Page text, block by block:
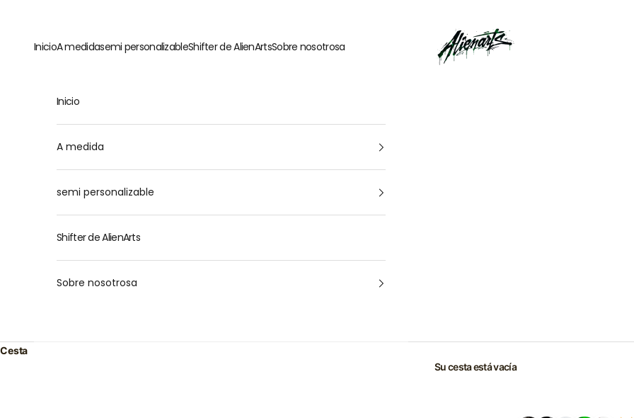
AlienArts
InicioA medidasemi personalizableShifter de AlienArtsSobre nosotrosa
Inicio
A medida
semi personalizable
Shifter de AlienArts
Sobre nosotrosa
Cesta
Su cesta está vacía
Marca, modelo y año: para que encuentres el kit perfecto para ti.